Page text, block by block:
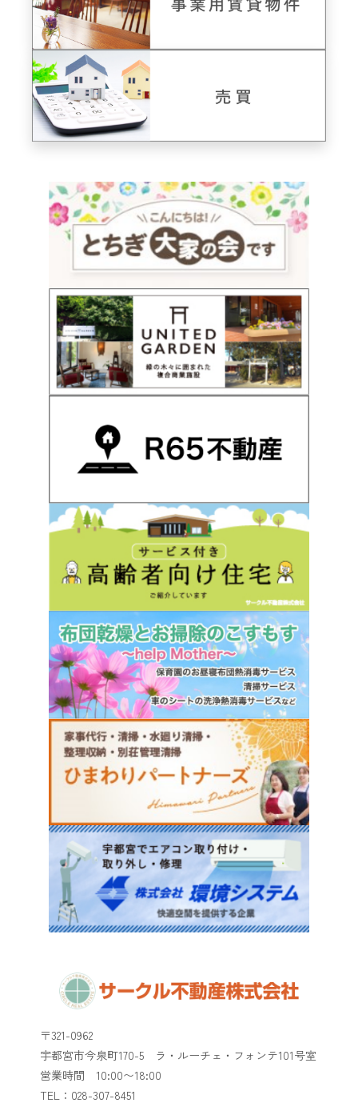
〒321-0962
宇都宮市今泉町170-5 ラ・ルーチェ・フォンテ101号室
​​​​​​​営業時間 10:00〜18:00
TEL：028-307-8451